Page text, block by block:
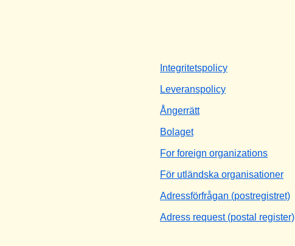
Integritetspolicy
Leveranspolicy
Ångerrätt
Bolaget
For foreign organizations
För utländska organisationer
Adressförfrågan (postregistret)
Adress request (postal register)